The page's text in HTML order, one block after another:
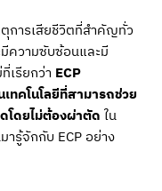
ตุการเสียชีวิตที่สำคัญทั่ว
ความซับซ้อนและมี
เรียกว่า ECP
ทคโนโลยีที่สามารถช่วย
โดยไม่ต้องผ่าตัดใน
รู้จักกับ ECP อย่าง